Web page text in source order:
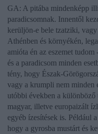
GA: A pitába mindenképp
paradicsomnak. Innentől
kerüljön-e bele tzatziki,
Athénben és környékén,
amióta én az eszemet
és a paradicsom minden
tény, hogy Észak-
vagy a krumpli nem minden
utóbbi években a
magyar, illetve europaizált
egyéb ízesítések is. Például
hogy a gyrosba mustárt és